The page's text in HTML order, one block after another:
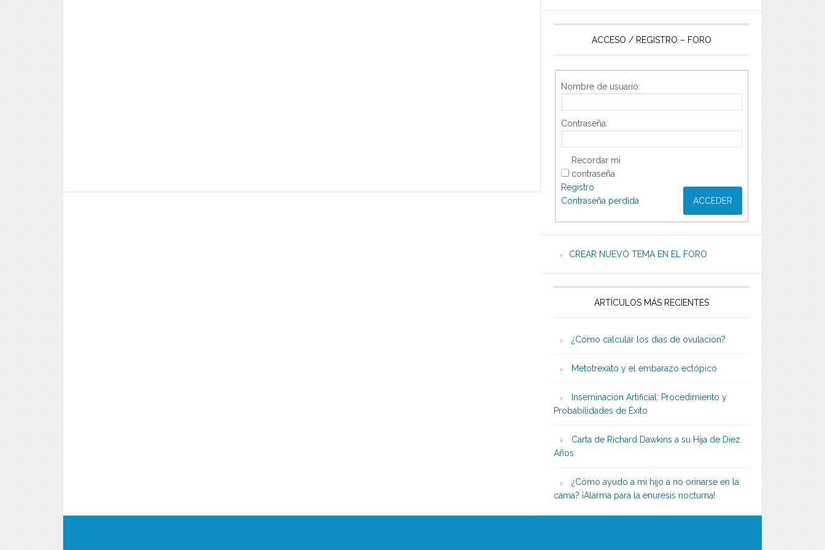
ACCESO / REGISTRO – FORO
Nombre de usuario:
Contraseña:
Recordar mi
contraseña
ACCEDER
Registro
Contraseña perdida
CREAR NUEVO TEMA EN EL FORO
ARTÍCULOS MÁS RECIENTES
¿Cómo calcular los días de ovulación?
Metotrexato y el embarazo ectópico
Inseminación Artificial: Procedimiento y
Probabilidades de Éxito
Carta de Richard Dawkins a su Hija de Diez
Años
¿Cómo ayudo a mi hijo a no orinarse en la
cama? ¡Alarma para la enuresis nocturna!